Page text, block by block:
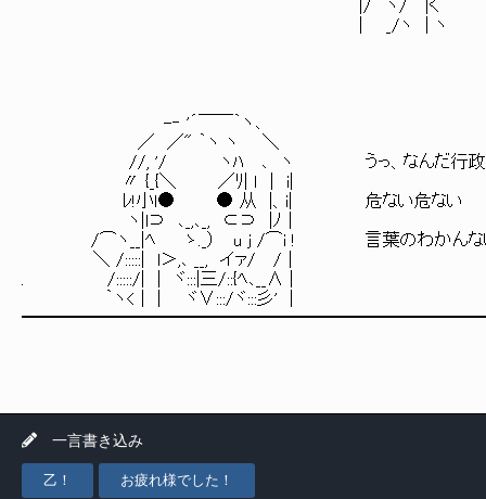
|/ ヽ/ |く |/ |く |ﾞヽ|
| _/ヽ | ヽ | | ヽ | |
-‐ '´￣￣｀ヽ､
／ ／" ｀ヽ ヽ ＼
//, '/ ヽﾊ ､ ヽ うっ、なんだ行政官に
〃 {_{＼ ／ﾘ| ｌ │ i|
ﾚ!小ｌ● ● 从 |、i| 危ない危ない
ヽ|l⊃ ､_,､_, ⊂⊃ |ﾉ│
/⌒ヽ__|ﾍ ゝ._） u j /⌒i ! 言葉のわかんないアナ
＼ /:::::| l＞,､ __, イァ/ /│
. /:::::/| | ヾ:::|三/::{ﾍ､__∧ |
｀ヽ< | | ヾ∨:::/ヾ:::彡' |
一言書き込み
乙！ お疲れ様でした！